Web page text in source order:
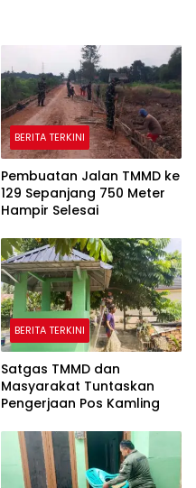
BERITA TERKINI
Pembuatan Jalan TMMD ke
129 Sepanjang 750 Meter
Hampir Selesai
BERITA TERKINI
Satgas TMMD dan
Masyarakat Tuntaskan
Pengerjaan Pos Kamling